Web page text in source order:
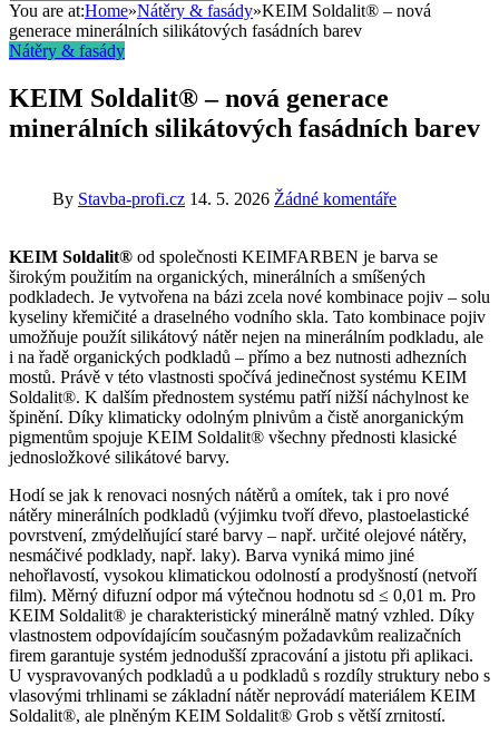
You are at:Home»Nátěry & fasády»KEIM Soldalit® – nová
generace minerálních silikátových fasádních barev
Nátěry & fasády
KEIM Soldalit® – nová generace
minerálních silikátových fasádních barev
By Stavba-profi.cz 14. 5. 2026 Žádné komentáře
KEIM Soldalit® od společnosti KEIMFARBEN je barva se
širokým použitím na organických, minerálních a smíšených
podkladech. Je vytvořena na bázi zcela nové kombinace pojiv – solu
kyseliny křemičité a draselného vodního skla. Tato kombinace pojiv
umožňuje použít silikátový nátěr nejen na minerálním podkladu, ale
i na řadě organických podkladů – přímo a bez nutnosti adhezních
mostů. Právě v této vlastnosti spočívá jedinečnost systému KEIM
Soldalit®. K dalším přednostem systému patří nižší náchylnost ke
špinění. Díky klimaticky odolným plnivům a čistě anorganickým
pigmentům spojuje KEIM Soldalit® všechny přednosti klasické
jednosložkové silikátové barvy.
Hodí se jak k renovaci nosných nátěrů a omítek, tak i pro nové
nátěry minerálních podkladů (výjimku tvoří dřevo, plastoelastické
povrstvení, zmýdelňující staré barvy – např. určité olejové nátěry,
nesmáčivé podklady, např. laky). Barva vyniká mimo jiné
nehořlavostí, vysokou klimatickou odolností a prodyšností (netvoří
film). Měrný difuzní odpor má výtečnou hodnotu sd ≤ 0,01 m. Pro
KEIM Soldalit® je charakteristický minerálně matný vzhled. Díky
vlastnostem odpovídajícím současným požadavkům realizačních
firem garantuje systém jednodušší zpracování a jistotu při aplikaci.
U vyspravovaných podkladů a u podkladů s rozdíly struktury nebo s
vlasovými trhlinami se základní nátěr neprovádí materiálem KEIM
Soldalit®, ale plněným KEIM Soldalit® Grob s větší zrnitostí.